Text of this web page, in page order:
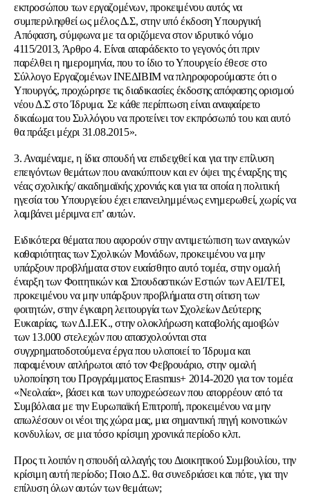
εκπροσώπου των εργαζομένων, προκειμένου αυτός να
συμπεριληφθεί ως μέλος Δ.Σ, στην υπό έκδοση Υπουργική
Απόφαση, σύμφωνα με τα οριζόμενα στον ιδρυτικό νόμο
4115/2013, Άρθρο 4. Είναι απαράδεκτο το γεγονός ότι πριν
παρέλθει η ημερομηνία, που το ίδιο το Υπουργείο έθεσε στο
Σύλλογο Εργαζομένων ΙΝΕΔΙΒΙΜ να πληροφορούμαστε ότι ο
Υπουργός, προχώρησε τις διαδικασίες έκδοσης απόφασης ορισμού
νέου Δ.Σ στο Ίδρυμα. Σε κάθε περίπτωση είναι αναφαίρετο
δικαίωμα του Συλλόγου να προτείνει τον εκπρόσωπό του και αυτό
θα πράξει μέχρι 31.08.2015».
3. Αναμέναμε, η ίδια σπουδή να επιδειχθεί και για την επίλυση
επειγόντων θεμάτων που ανακύπτουν και εν όψει της έναρξης της
νέας σχολικής/ ακαδημαϊκής χρονιάς και για τα οποία η πολιτική
ηγεσία του Υπουργείου έχει επανειλημμένως ενημερωθεί, χωρίς να
λαμβάνει μέριμνα επ’ αυτών.
Ειδικότερα θέματα που αφορούν στην αντιμετώπιση των αναγκών
καθαριότητας των Σχολικών Μονάδων, προκειμένου να μην
υπάρξουν προβλήματα στον ευαίσθητο αυτό τομέα, στην ομαλή
έναρξη των Φοιτητικών και Σπουδαστικών Εστιών των ΑΕΙ/ΤΕΙ,
προκειμένου να μην υπάρξουν προβλήματα στη σίτιση των
φοιτητών, στην έγκαιρη λειτουργία των Σχολείων Δεύτερης
Ευκαιρίας, των Δ.Ι.ΕΚ., στην ολοκλήρωση καταβολής αμοιβών
των 13.000 στελεχών που απασχολούνται στα
συγχρηματοδοτούμενα έργα που υλοποιεί το Ίδρυμα και
παραμένουν απλήρωτοι από τον Φεβρουάριο, στην ομαλή
υλοποίηση του Προγράμματος Erasmus+ 2014-2020 για τον τομέα
«Νεολαία», βάσει και των υποχρεώσεων που απορρέουν από τα
Συμβόλαια με την Ευρωπαϊκή Επιτροπή, προκειμένου να μην
απωλέσουν οι νέοι της χώρα μας, μια σημαντική πηγή κοινοτικών
κονδυλίων, σε μια τόσο κρίσιμη χρονικά περίοδο κλπ.
Προς τι λοιπόν η σπουδή αλλαγής του Διοικητικού Συμβουλίου, την
κρίσιμη αυτή περίοδο; Ποιο Δ.Σ. θα συνεδριάσει και πότε, για την
επίλυση όλων αυτών των θεμάτων;